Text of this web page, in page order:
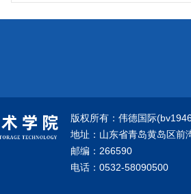
版权所有：伟德国际
地址：山东省青岛黄岛区前
邮编：266590
电话：0532-58090500